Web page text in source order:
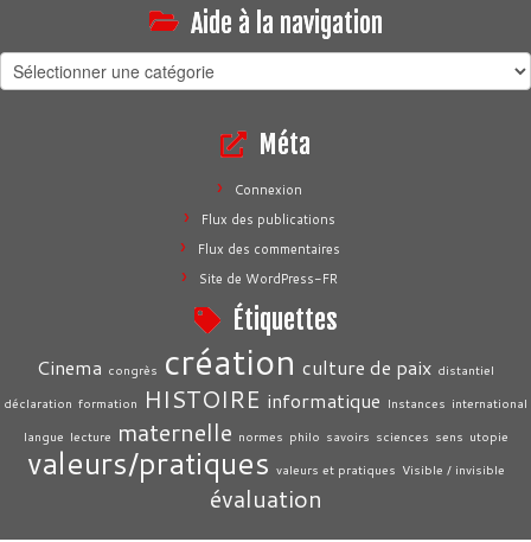
Aide à la navigation
Aide
à
Méta
Connexion
Flux des publications
Flux des commentaires
Site de WordPress-FR
Étiquettes
Cinema congrès création culture de paix distantiel
déclaration formation HISTOIRE informatique Instances international
langue lecture maternelle normes philo savoirs sciences sens utopie
valeurs/pratiques valeurs et pratiques Visible / invisible
évaluation